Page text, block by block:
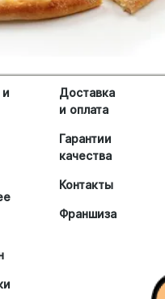
Доставка
и оплата
Гарантии
качества
Контакты
Франшиза